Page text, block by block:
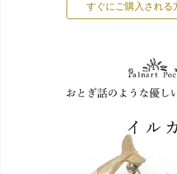
すぐにご購入される